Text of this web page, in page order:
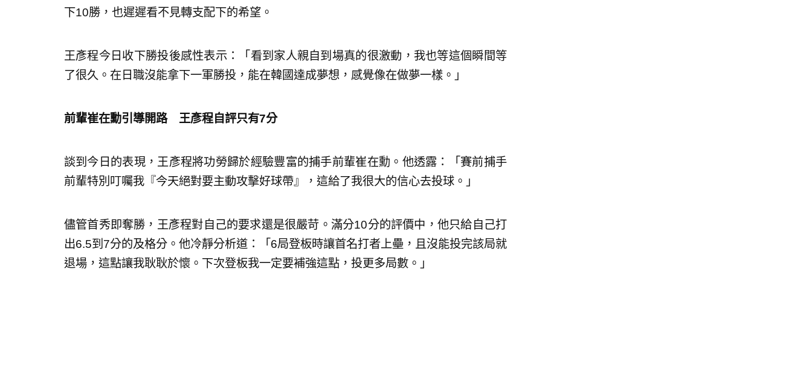
下10勝，也遲遲看不見轉支配下的希望。
王彥程今日收下勝投後感性表示：「看到家人親自到場真的很激動，我也等這個瞬間等
了很久。在日職沒能拿下一軍勝投，能在韓國達成夢想，感覺像在做夢一樣。」
前輩崔在勳引導開路 王彥程自評只有7分
談到今日的表現，王彥程將功勞歸於經驗豐富的捕手前輩崔在勳。他透露：「賽前捕手
前輩特別叮囑我『今天絕對要主動攻擊好球帶』，這給了我很大的信心去投球。」
儘管首秀即奪勝，王彥程對自己的要求還是很嚴苛。滿分10分的評價中，他只給自己打
出6.5到7分的及格分。他冷靜分析道：「6局登板時讓首名打者上壘，且沒能投完該局就
退場，這點讓我耿耿於懷。下次登板我一定要補強這點，投更多局數。」